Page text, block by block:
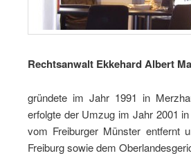
Rechtsanwalt Ekkehard Albert
gründete im Jahr 1991 in
erfolgte der Umzug im Jahr 2001
vom Freiburger Münster entfernt
Freiburg sowie dem